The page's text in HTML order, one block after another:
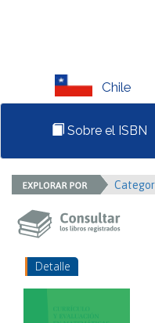
Chile
Sobre el ISBN
Detalle